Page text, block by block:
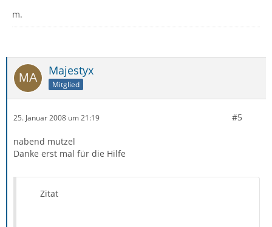
m.
Majestyx
Mitglied
25. Januar 2008 um 21:19 #5
nabend mutzel
Danke erst mal für die Hilfe
Zitat